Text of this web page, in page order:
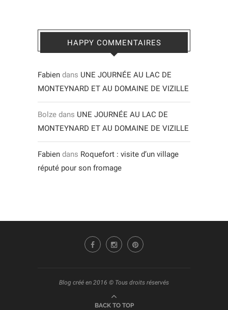
HAPPY COMMENTAIRES
Fabien dans UNE JOURNÉE AU LAC DE
MONTEYNARD ET AU DOMAINE DE VIZILLE
Bolze dans UNE JOURNÉE AU LAC DE
MONTEYNARD ET AU DOMAINE DE VIZILLE
Fabien dans Roquefort : visite d’un village
réputé pour son fromage
Blog créé en 2016 © Tous droits réservés
BACK TO TOP